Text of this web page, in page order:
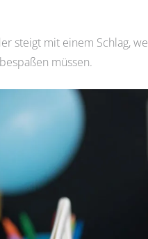
steigt mit einem Schlag,
müssen.